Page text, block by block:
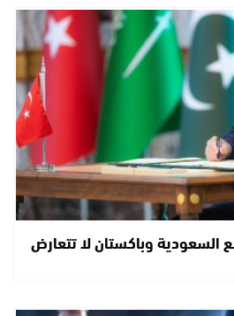
السعودية وباكستان لا تتعارض